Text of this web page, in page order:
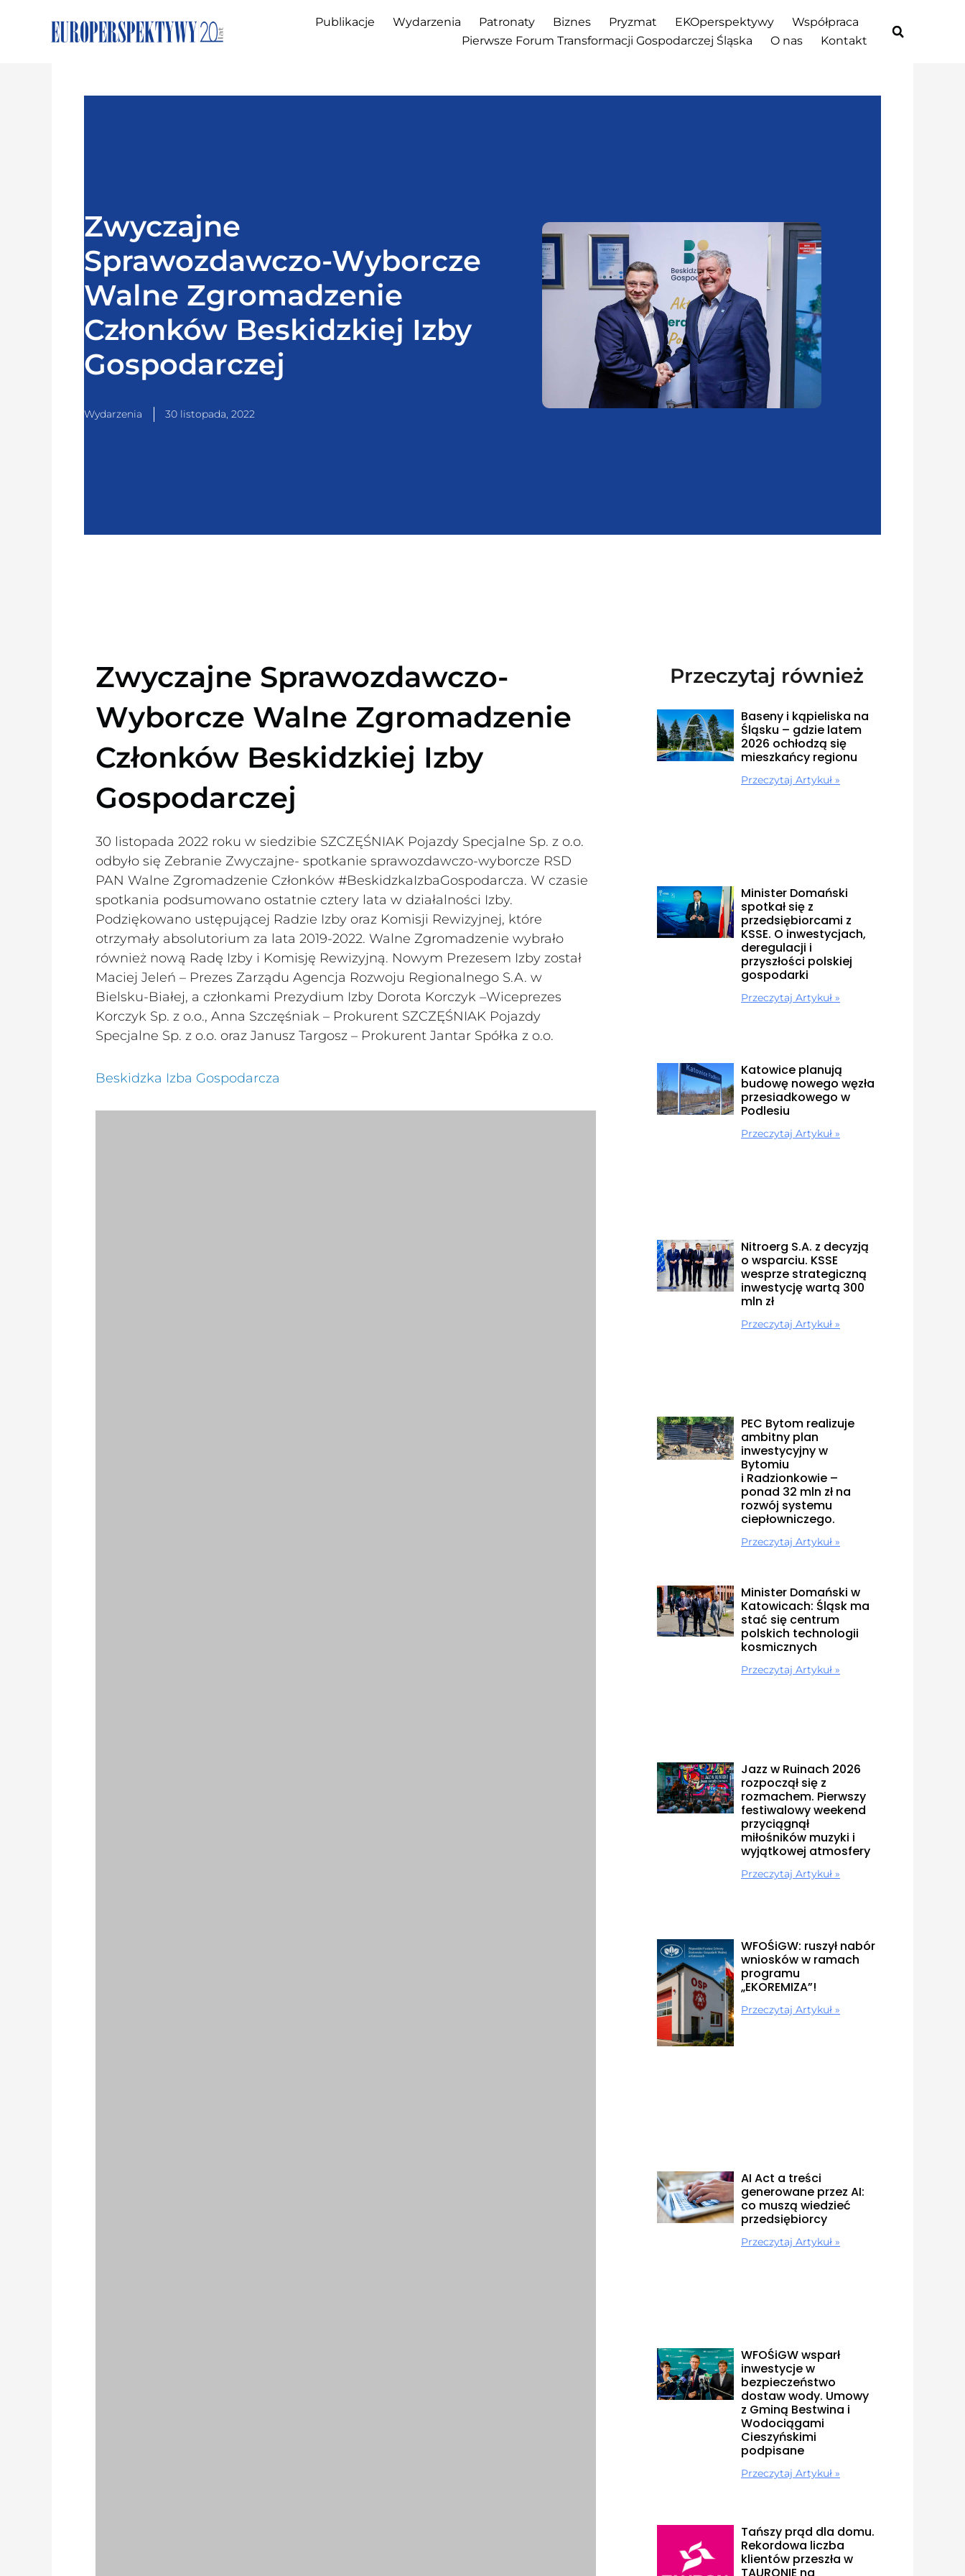
Publikacje Wydarzenia Patronaty Biznes Pryzmat EKOperspektywy
Współpraca
Pierwsze Forum Transformacji Gospodarczej Śląska
O nas Kontakt
Zwyczajne
Sprawozdawczo-Wyborcze
Walne Zgromadzenie
Członków Beskidzkiej Izby
Gospodarczej
Wydarzenia 30 listopada, 2022
Zwyczajne Sprawozdawczo-
Wyborcze Walne Zgromadzenie
Członków Beskidzkiej Izby
Gospodarczej
30 listopada 2022 roku w siedzibie SZCZĘŚNIAK Pojazdy Specjalne Sp. z o.o.
odbyło się Zebranie Zwyczajne- spotkanie sprawozdawczo-wyborcze RSD
PAN Walne Zgromadzenie Członków #BeskidzkaIzbaGospodarcza. W czasie
spotkania podsumowano ostatnie cztery lata w działalności Izby.
Podziękowano ustępującej Radzie Izby oraz Komisji Rewizyjnej, które
otrzymały absolutorium za lata 2019-2022. Walne Zgromadzenie wybrało
również nową Radę Izby i Komisję Rewizyjną. Nowym Prezesem Izby został
Maciej Jeleń – Prezes Zarządu Agencja Rozwoju Regionalnego S.A. w
Bielsku-Białej, a członkami Prezydium Izby Dorota Korczyk –Wiceprezes
Korczyk Sp. z o.o., Anna Szczęśniak – Prokurent SZCZĘŚNIAK Pojazdy
Specjalne Sp. z o.o. oraz Janusz Targosz – Prokurent Jantar Spółka z o.o.
Beskidzka Izba Gospodarcza
Przeczytaj również
Baseny i kąpieliska na
Śląsku – gdzie latem
2026 ochłodzą się
mieszkańcy regionu
Przeczytaj Artykuł »
Minister Domański
spotkał się z
przedsiębiorcami z
KSSE. O inwestycjach,
deregulacji i
przyszłości polskiej
gospodarki
Przeczytaj Artykuł »
Katowice planują
budowę nowego węzła
przesiadkowego w
Podlesiu
Przeczytaj Artykuł »
Nitroerg S.A. z decyzją
o wsparciu. KSSE
wesprze strategiczną
inwestycję wartą 300
mln zł
Przeczytaj Artykuł »
PEC Bytom realizuje
ambitny plan
inwestycyjny w
Bytomiu
i Radzionkowie –
ponad 32 mln zł na
rozwój systemu
ciepłowniczego.
Przeczytaj Artykuł »
Minister Domański w
Katowicach: Śląsk ma
stać się centrum
polskich technologii
kosmicznych
Przeczytaj Artykuł »
Jazz w Ruinach 2026
rozpoczął się z
rozmachem. Pierwszy
festiwalowy weekend
przyciągnął
miłośników muzyki i
wyjątkowej atmosfery
Przeczytaj Artykuł »
WFOŚiGW: ruszył nabór
wniosków w ramach
programu
„EKOREMIZA”!
Przeczytaj Artykuł »
AI Act a treści
generowane przez AI:
co muszą wiedzieć
przedsiębiorcy
Przeczytaj Artykuł »
WFOŚiGW wsparł
inwestycje w
bezpieczeństwo
dostaw wody. Umowy
z Gminą Bestwina i
Wodociągami
Cieszyńskimi
podpisane
Przeczytaj Artykuł »
Tańszy prąd dla domu.
Rekordowa liczba
klientów przeszła w